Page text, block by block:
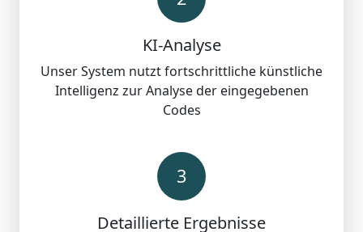
KI-Analyse
Unser System nutzt fortschrittliche künstliche
Intelligenz zur Analyse der eingegebenen
Codes
3
Detaillierte Ergebnisse